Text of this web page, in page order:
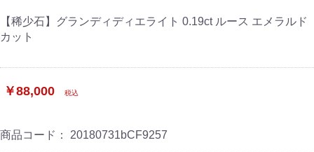
【稀少石】グランディディエライト 0.19ct ルース エメラルド
カット
￥88,000 税込
商品コード： 20180731bCF9257